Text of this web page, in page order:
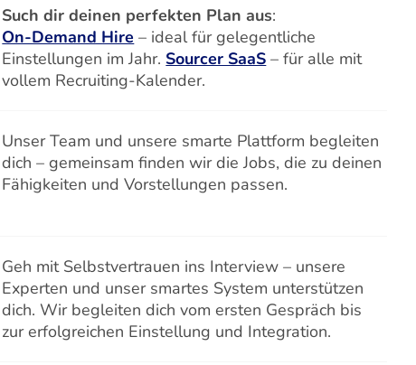
Such dir deinen perfekten Plan aus:
On-Demand Hire – ideal für gelegentliche
Einstellungen im Jahr. Sourcer SaaS – für alle mit
vollem Recruiting-Kalender.
Unser Team und unsere smarte Plattform begleiten
dich – gemeinsam finden wir die Jobs, die zu deinen
Fähigkeiten und Vorstellungen passen.
Geh mit Selbstvertrauen ins Interview – unsere
Experten und unser smartes System unterstützen
dich. Wir begleiten dich vom ersten Gespräch bis
zur erfolgreichen Einstellung und Integration.